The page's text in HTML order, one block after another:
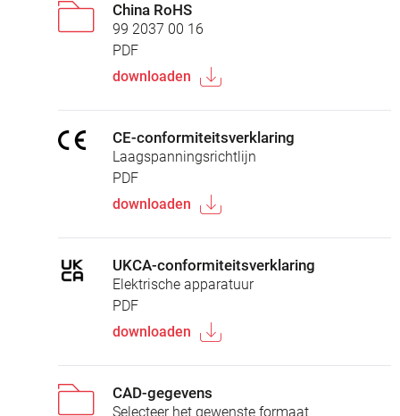
China RoHS
99 2037 00 16
PDF
downloaden
CE-conformiteitsverklaring
Laagspanningsrichtlijn
PDF
downloaden
UKCA-conformiteitsverklaring
Elektrische apparatuur
PDF
downloaden
CAD-gegevens
Selecteer het gewenste formaat